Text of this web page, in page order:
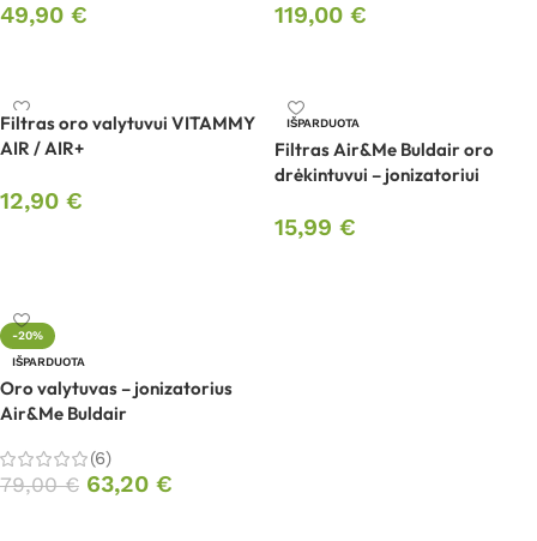
49,90 € 119,00 €
Filtras oro valytuvui VITAMMY
AIR / AIR+
12,90 €
IŠPARDUOTA
Filtras Air&Me Buldair oro
drėkintuvui – jonizatoriui
15,99 €
-20%
IŠPARDUOTA
Oro valytuvas – jonizatorius
Air&Me Buldair
(6)
79,00€ 63,20 €